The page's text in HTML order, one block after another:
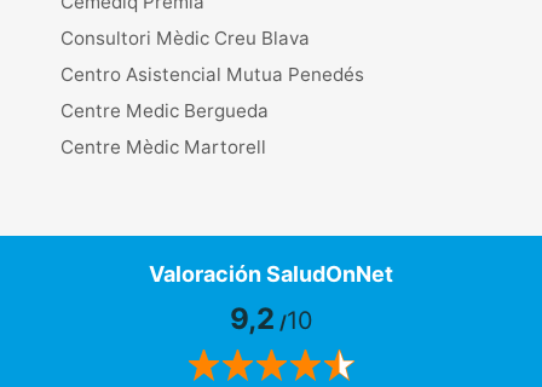
Consultori Mèdic Creu Blava
Centro Asistencial Mutua Penedés
Centre Medic Bergueda
Centre Mèdic Martorell
Valoración SaludOnNet
9,2 /10